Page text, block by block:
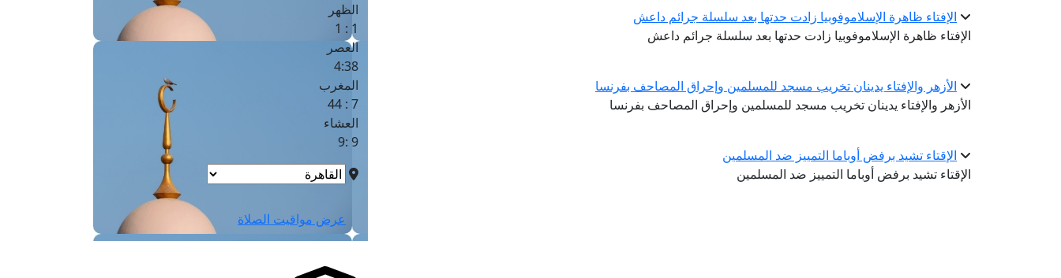
الإفتاء ظاهرة الإسلاموفوبيا زادت حدتها بعد سلسلة جرائم داعش
الإفتاء ظاهرة الإسلاموفوبيا زادت حدتها بعد سلسلة جرائم داعش
الأزهر والإفتاء يدينان تخريب مسجد للمسلمين وإحراق المصاحف بفرنسا
الأزهر والإفتاء يدينان تخريب مسجد للمسلمين وإحراق المصاحف بفرنسا
الإقتاء تشيد برفض أوباما التمييز ضد المسلمين
الإقتاء تشيد برفض أوباما التمييز ضد المسلمين
الظهر
1 : 1
العصر
4:38
المغرب
7 : 44
العشاء
9 :9
عرض مواقيت الصلاة